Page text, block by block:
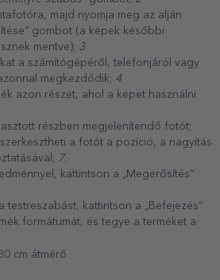
majd nyomja meg az alján
gombot (a képek későbbi
mentve); 3
a számítógépéről, telefonjáról vagy
megkezdődik; 4
azon részét, ahol a képet használni
részben megjelenítendő fotót;
a fotót a pozíció, a nagyítás
7.
kattintson a „Megerősítés”
testreszabást, kattintson a „Befejezés”
formátumát, és tegye a terméket a
cm átmérő